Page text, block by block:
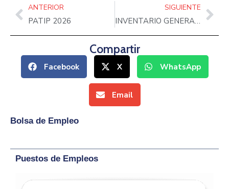
ANTERIOR
PATIP 2026
SIGUIENTE
INVENTARIO GENERAL OCTUBRE 2025
Compartir
Facebook X WhatsApp
Email
Bolsa de Empleo
Puestos de Empleos